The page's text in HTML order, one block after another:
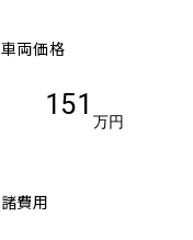
車両価格
151
万円
諸費用